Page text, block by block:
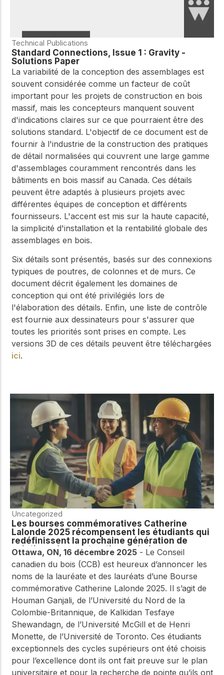
Technical Publications
Standard Connections, Issue 1 : Gravity -
Solutions Paper
La variabilité de la conception des assemblages est
souvent considérée comme un facteur de coût
important pour les projets de construction en bois
massif, mais les concepteurs manquent souvent
d'indications claires sur ce que pourraient être des
solutions standard. L'objectif de ce document est de
fournir à l'industrie de la construction des pratiques
de détail normalisées qui couvrent une large gamme
d'assemblages couramment rencontrés dans les
bâtiments en bois massif au Canada. Ces détails
peuvent être adaptés à plusieurs projets avec
différentes équipes de conception et différents
fournisseurs. L'accent est mis sur la haute capacité,
la simplicité d'installation et la rentabilité globale des
assemblages en bois.
Six détails sont présentés, basés sur des connexions
typiques de poutres, de colonnes et de murs. Ce
document décrit également les domaines de
conception qui ont été privilégiés lors de
l'élaboration des détails. Enfin, une liste de contrôle
est fournie aux dessinateurs pour s'assurer que
toutes les priorités sont prises en compte. Les
versions 3D de ces détails peuvent être téléchargées
ici.
Uncategorized
Les bourses commémoratives Catherine
Lalonde 2025 récompensent les étudiants qui
redéfinissent la prochaine génération de
solutions de construction en bois
Ottawa, ON, 16 décembre 2025 - Le Conseil
canadien du bois (CCB) est heureux d’annoncer les
noms de la lauréate et des lauréats d’une Bourse
commémorative Catherine Lalonde 2025. Il s’agit de
Houman Ganjali, de l’Université du Nord de la
Colombie-Britannique, de Kalkidan Tesfaye
Shewandagn, de l’Université McGill et de Henri
Monette, de l’Université de Toronto. Ces étudiants
exceptionnels des cycles supérieurs ont été choisis
pour l’excellence dont ils ont fait preuve sur le plan
universitaire et pour la recherche de pointe qu’ils ont